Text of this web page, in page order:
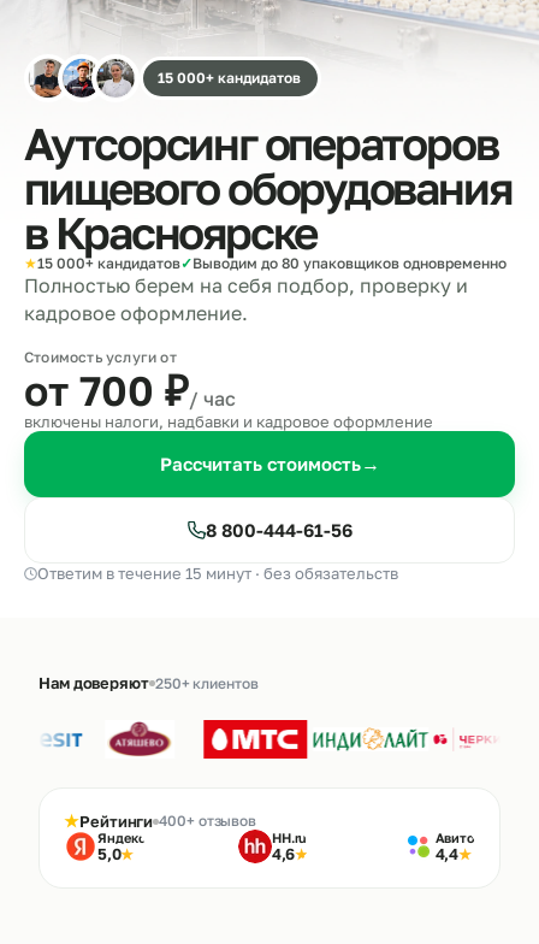
15 000+ кандидатов
Аутсорсинг операторов
пищевого оборудования
в Красноярске
★15 000+ кандидатов✓Выводим до 80 упаковщиков одновременно
Полностью берем на себя подбор, проверку и
кадровое оформление.
Стоимость услуги от
от 700 ₽/ час
включены налоги, надбавки и кадровое оформление
Рассчитать стоимость→
8 800-444-61-56
Ответим в течение 15 минут · без обязательств
Нам доверяют 250+ клиентов
★Рейтинги 400+ отзывов
Яндекс
5,0★
HH.ru
4,6★
Авито
4,4★